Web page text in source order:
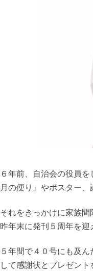
６年前、自治会の役員
月の便り』やポスター
それをきっかけに家族
昨年末に発刊５周年を迎
５年間で４０号にも及
して感謝状とプレゼント